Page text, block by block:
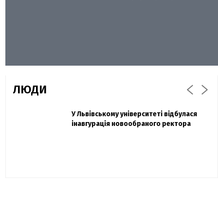
ЛЮДИ
Павло Дак
«Час не лікує, лише притуплює біль»:
Захисник "Азовсталі" Діанов вдруге
одружився та показав фото з весілля
У Львівському університеті відбулася
інавгурація новообраного ректора